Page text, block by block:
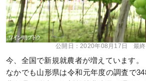
公開日：2020年08月17日 最
今、全国で新規就農者が増えています。
なかでも山形県は令和元年度の調査で